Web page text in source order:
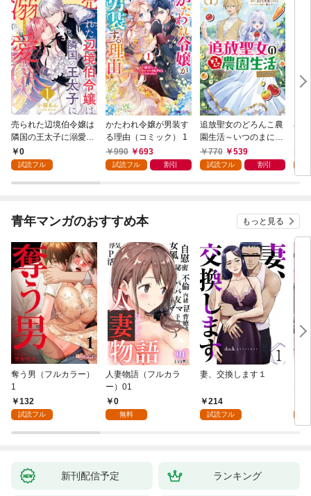
売られた辺境伯令嬢は
隣国の王太子に溺愛さ
れる 1
0
試読フル
かたわれ令嬢が男装す
る理由（コミック） 1
990
693
試読フル 割引
追放聖女のどろんこ農
園生活～いつのまにか
隣国を救ってしまいま
した～（コミック） 1
770 539
試読フル 割引
小
青年マンガのおすすめ本 もっと見る
奪う男（フルカラー）
1
132
試読フル
人妻物語（フルカラ
ー）01
0
無料
妻、交換します１
214
試読フル
な
新刊配信予定 ランキング